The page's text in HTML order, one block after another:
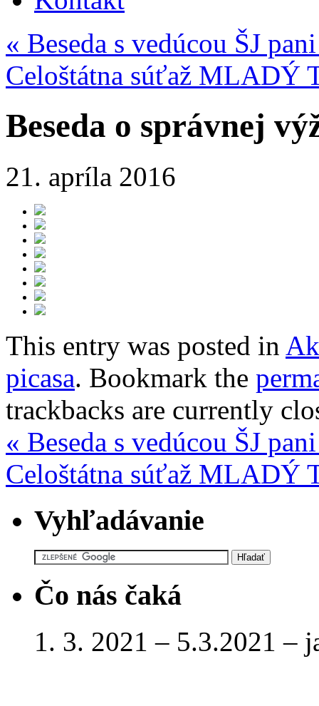
« Beseda s vedúcou ŠJ
Celoštátna súťaž MLADÝ
Beseda o správnej
21. apríla 2016
This entry was posted in
picasa. Bookmark the
trackbacks are currently
« Beseda s vedúcou ŠJ
Celoštátna súťaž MLADÝ
Vyhľadávanie
Čo nás čaká
1. 3. 2021 – 5.3.2021 –